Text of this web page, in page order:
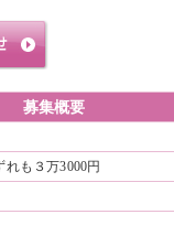
募集概要
も３万3000円